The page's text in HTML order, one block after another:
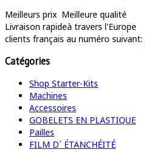
Meilleurs prix Meilleure qualité
Livraison rapideà travers l'Europe
clients français au numéro suivant:
Catégories
Shop Starter-Kits
Machines
Accessoires
GOBELETS EN PLASTIQUE
Pailles
FILM D` ÉTANCHÉITÉ